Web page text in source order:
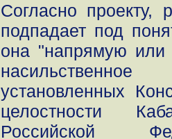
Согласно проекту,
подпадает под
она "напрямую или
установленных
целостности
Российской